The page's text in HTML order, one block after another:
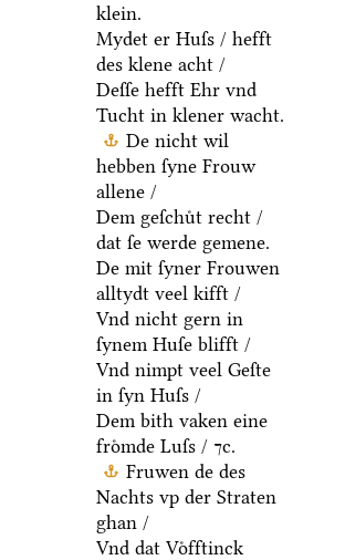
klein.
Mydet er Huſs / hefft
des klene acht /
Deſſe hefft Ehr vnd
Tucht in klener wacht.
De nicht wil
hebben ſyne Frouw
allene /
Dem geſchuͤt recht /
dat ſe werde gemene.
De mit ſyner Frouwen
alltydt veel kifft /
Vnd nicht gern in
ſynem Huſe blifft /
Vnd nimpt veel Geſte
in ſyn Huſs /
Dem bith vaken eine
froͤmde Luſs / ⁊c.
Fruwen de des
Nachts vp der Straten
ghan /
Vnd dat Voͤfftinck